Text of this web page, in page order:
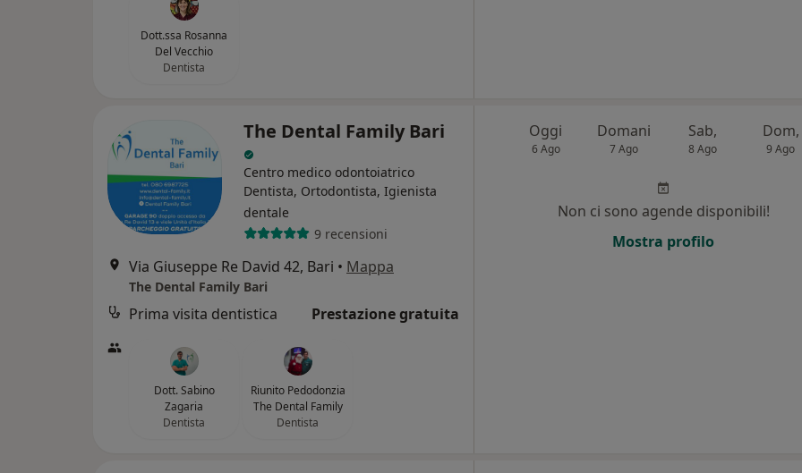
Dott.ssa Rosanna
Del Vecchio
Dentista
The Dental Family Bari
Centro medico odontoiatrico
Dentista, Ortodontista, Igienista
dentale
9 recensioni
Via Giuseppe Re David 42, Bari • Mappa
The Dental Family Bari
Prima visita dentistica Prestazione gratuita
Dott. Sabino
Zagaria
Dentista
Riunito Pedodonzia
The Dental Family
Dentista
Oggi
6 Ago
Domani
7 Ago
Sab,
8 Ago
Dom,
9 Ago
Non ci sono agende disponibili!
Mostra profilo